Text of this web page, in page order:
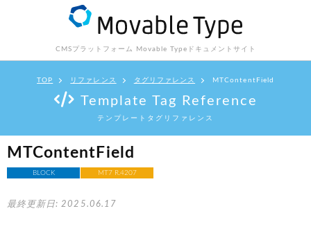
CMSプラットフォーム Movable Type ドキュメントサイト
TOP リファレンス タグリファレンス MTContentField
Template Tag Reference
テンプレートタグリファレンス
MTContentField
BLOCK MT7 R.4207
最終更新日: 2025.06.17